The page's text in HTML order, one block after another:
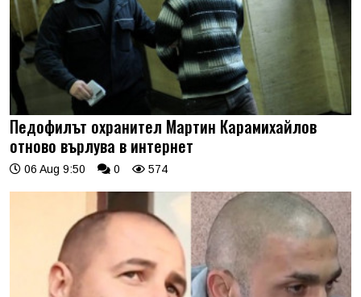
Педофилът охранител Мартин Карамихайлов
отново върлува в интернет
06 Aug 9:50 0 574